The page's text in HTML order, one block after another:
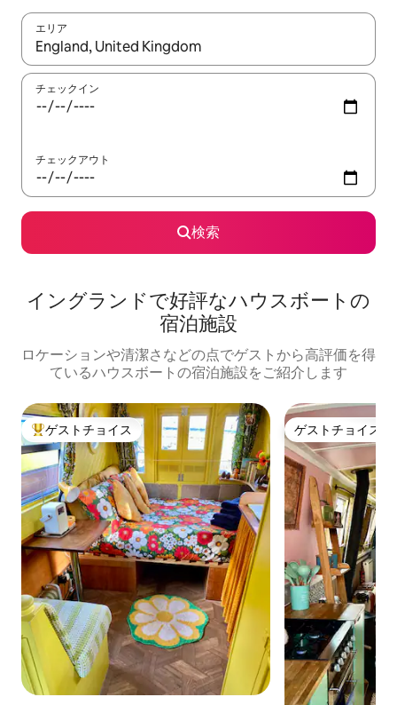
エリア
検索結果が表示されたら、上下の矢印キーを使って移動するか
チェックイン
チェックアウト
検索
イングランドで好評なハウスボートの
宿泊施設
ロケーションや清潔さなどの点でゲストから高評価を得
ているハウスボートの宿泊施設をご紹介します
大好評のゲストチョイスです。
ゲストチョイス ゲストチョイス
ゲストチョイス